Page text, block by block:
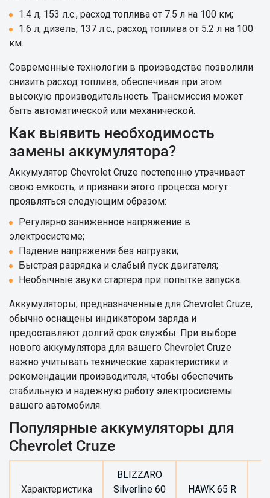
1.4 л, 153 л.с., расход топлива от 7.5 л на 100 км;
1.6 л, дизель, 137 л.с., расход топлива от 5.2 л на 100
км.
Современные технологии в производстве позволили
снизить расход топлива, обеспечивая при этом
высокую производительность. Трансмиссия может
быть автоматической или механической.
Как выявить необходимость
замены аккумулятора?
Аккумулятор Chevrolet Cruze постепенно утрачивает
свою емкость, и признаки этого процесса могут
проявляться следующим образом:
Регулярно заниженное напряжение в
электросистеме;
Падение напряжения без нагрузки;
Быстрая разрядка и слабый пуск двигателя;
Необычные звуки стартера при попытке запуска.
Аккумуляторы, предназначенные для Chevrolet Cruze,
обычно оснащены индикатором заряда и
предоставляют долгий срок службы. При выборе
нового аккумулятора для вашего Chevrolet Cruze
важно учитывать технические характеристики и
рекомендации производителя, чтобы обеспечить
стабильную и надежную работу электросистемы
вашего автомобиля.
Популярные аккумуляторы для
Chevrolet Cruze
Характеристика
BLIZZARO
Silverline 60
HAWK 65 R